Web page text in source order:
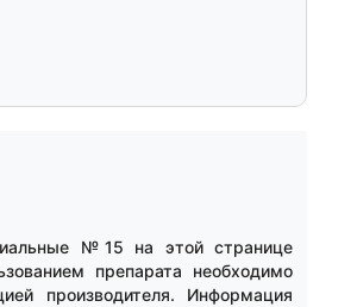
№15 на этой странице
препарата необходимо
производителя. Информация